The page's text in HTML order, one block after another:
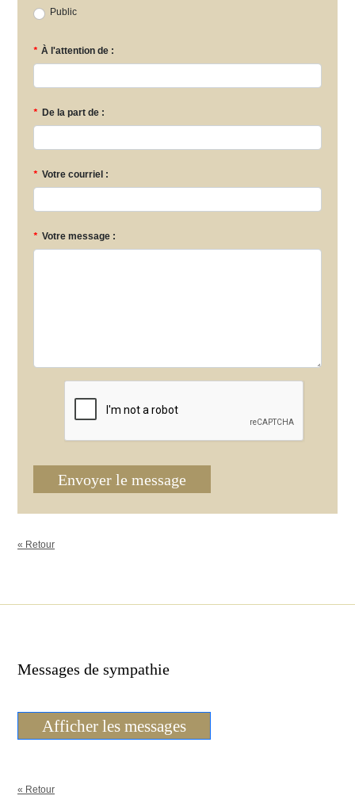
Public
* À l'attention de :
* De la part de :
* Votre courriel :
* Votre message :
Envoyer le message
« Retour
Messages de sympathie
Afficher les messages
« Retour